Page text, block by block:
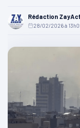
Rédaction
28/02/2026 à